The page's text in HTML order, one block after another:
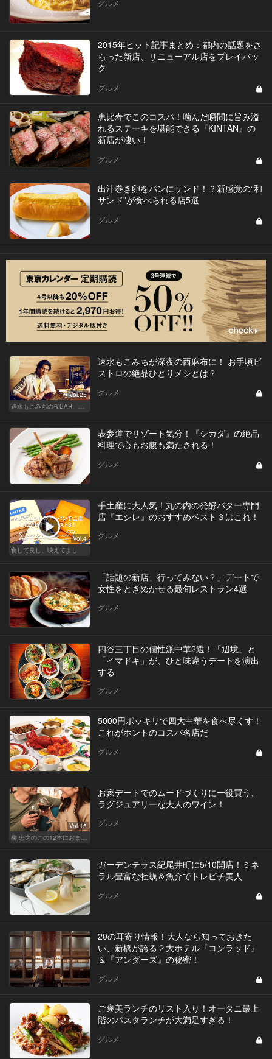
グルメ
2015年ヒット記事まとめ：都内の話題をさ
らった新店、リニューアル店をプレイバッ
ク
グルメ
恵比寿でこのコスパ！噛んだ瞬間に旨み溢
れるステーキを堪能できる『KINTAN』の
新店が凄い！
グルメ
出汁巻き卵をパンにサンド！？新感覚の“和
サンド”が食べられる店5選
グルメ
Vol.25
速水もこみちの夜BAR、夜メシ、夜レシピ
速水もこみちが深夜の西麻布に！ お手頃ビ
ストロの絶品ひとりメシとは？
グルメ
表参道でリゾート気分！『シカダ』の絶品
料理で心もお腹も満たされる！
グルメ
Vol.4
食して良し、映えてよし
手土産に大人気！丸の内の発酵バター専門
店『エシレ』のおすすめベスト３はこれ！
グルメ
「話題の新店、行ってみない？」デートで
女性をときめかせる最旬レストラン4選
グルメ
四谷三丁目の個性派中華2選！「辺境」と
「イマドキ」が、ひと味違うデートを演出
する
グルメ
5000円ポッキリで四大中華を食べ尽くす！
これがホントのコスパ名店だ
グルメ
Vol.15
柳 忠之のこの12本におまかせ
お家デートでのムードづくりに一役買う、
ラグジュアリーな大人のワイン！
グルメ
ガーデンテラス紀尾井町に5/10開店！ミネ
ラル豊富な牡蠣＆魚介でトレピチ美人
グルメ
20の耳寄り情報！大人なら知っておきた
い、新橋が誇る２大ホテル『コンラッド』
＆『アンダーズ』の秘密！
グルメ
ご褒美ランチのリスト入り！オータニ最上
階のパスタランチが大満足すぎる！
グルメ